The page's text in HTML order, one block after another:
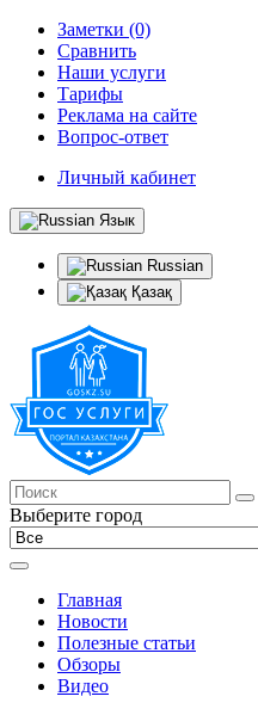
Заметки (0)
Сравнить
Наши услуги
Тарифы
Реклама на сайте
Вопрос-ответ
Личный кабинет
Язык
Russian
Қазақ
Выберите город
Главная
Новости
Полезные статьи
Обзоры
Видео